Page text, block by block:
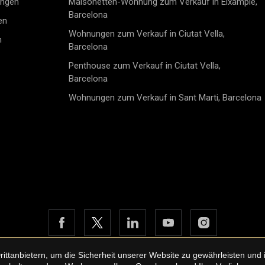
Komfort für
Wohnung
wählen,
Gemeinde
das Projekt
Zugang zu
Fahrt ins
Ihr
Barcelona
Wohnungen zum Verkauf in Ciutat Vella,
Barcelona
Penthouse zum Verkauf in Ciutat Vella,
Barcelona
Wohnungen zum Verkauf in Sant Marti, Barcelona
um die Sicherheit unserer Website zu gewährleisten